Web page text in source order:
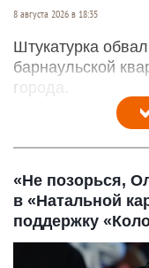
8 августа 2026 в 18:35
Штукатурка
барнаульской
города.
«Не позорься,
в «Натальной
поддержку